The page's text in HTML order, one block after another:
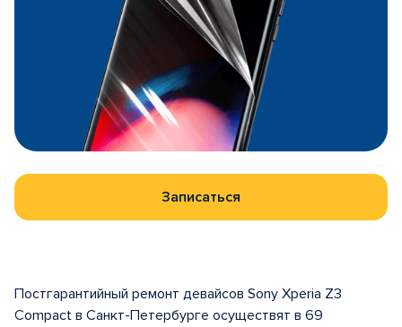
Записаться
Постгарантийный ремонт девайсов Sony Xperia Z3
Compact в Санкт-Петербурге осуществят в 69